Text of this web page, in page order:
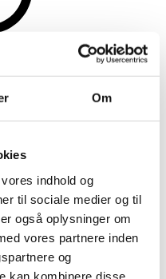
Om
indhold og
til sociale medier og til
også oplysninger om
vores partnere inden
og
kan kombinere disse
Nordic.
to Bombay